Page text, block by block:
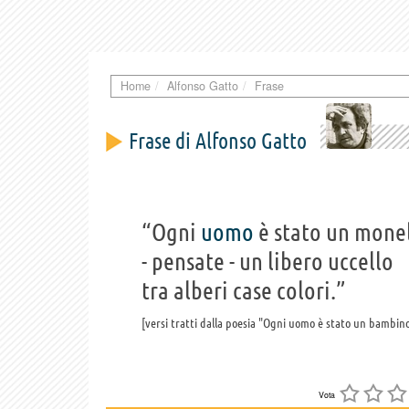
Home Alfonso Gatto Frase
Frase di Alfonso Gatto
“Ogni uomo è stato un
- pensate - un libero uccello
tra alberi case colori.”
versi tratti dalla poesia "Ogni uomo è stato un
Vota